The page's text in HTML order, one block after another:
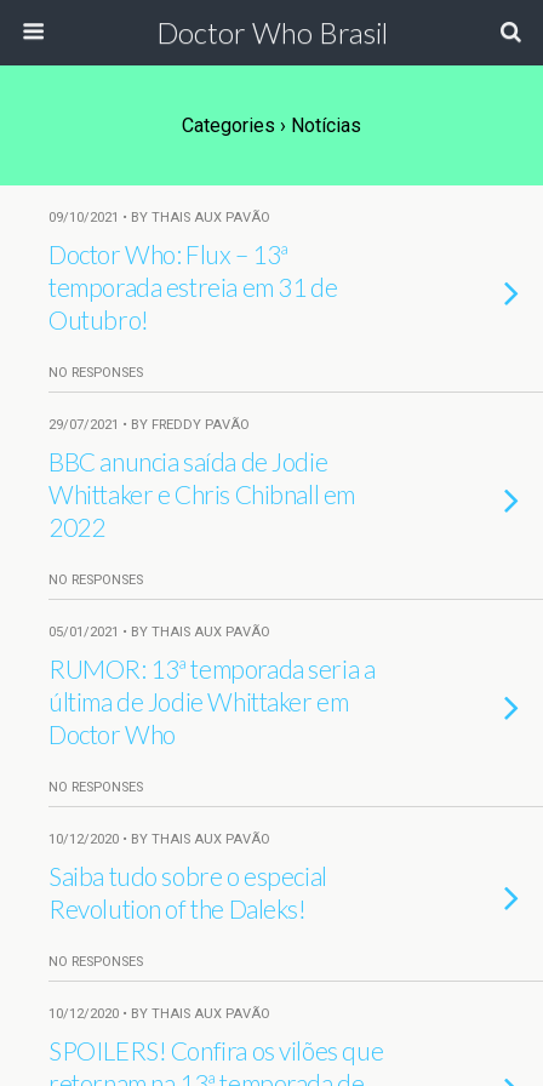
Doctor Who Brasil
Categories › Notícias
09/10/2021 • BY THAIS AUX PAVÃO
Doctor Who: Flux – 13ª
temporada estreia em 31 de
Outubro!
NO RESPONSES
29/07/2021 • BY FREDDY PAVÃO
BBC anuncia saída de Jodie
Whittaker e Chris Chibnall em
2022
NO RESPONSES
05/01/2021 • BY THAIS AUX PAVÃO
RUMOR: 13ª temporada seria a
última de Jodie Whittaker em
Doctor Who
NO RESPONSES
10/12/2020 • BY THAIS AUX PAVÃO
Saiba tudo sobre o especial
Revolution of the Daleks!
NO RESPONSES
10/12/2020 • BY THAIS AUX PAVÃO
SPOILERS! Confira os vilões que